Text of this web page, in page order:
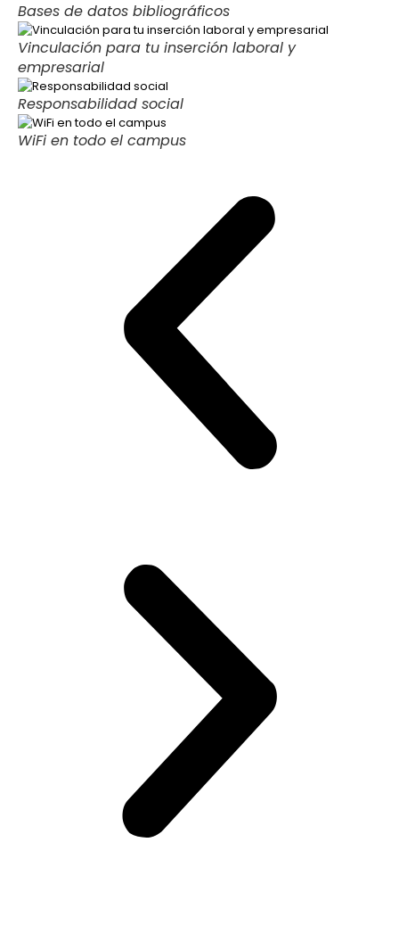
Bases de datos bibliográficos
Vinculación para tu inserción laboral y
empresarial
Responsabilidad social
WiFi en todo el campus